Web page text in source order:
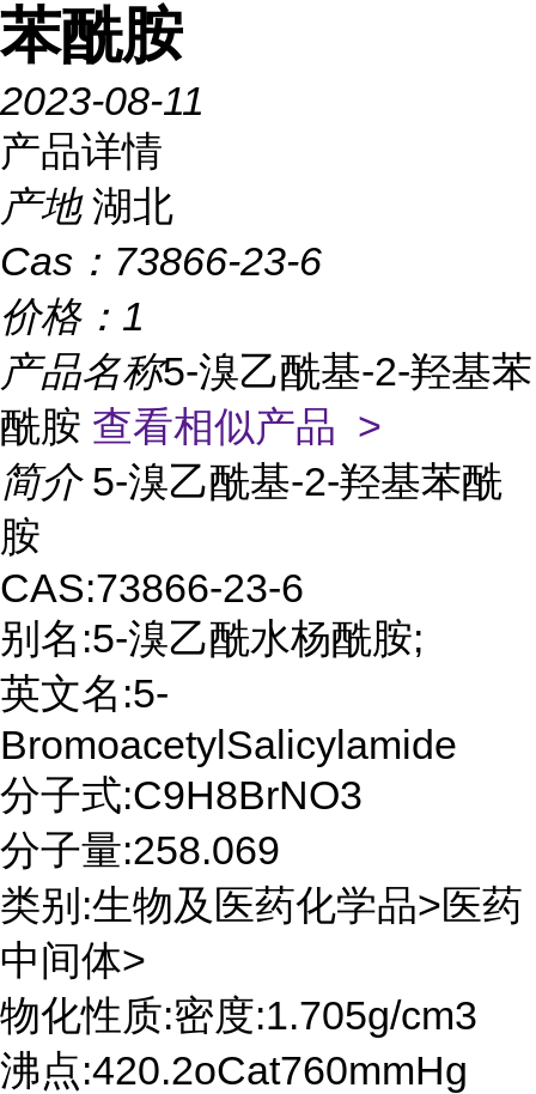
苯酰胺
2023-08-11
产品详情
产地 湖北
Cas： 73866-23-6
价格： 1
产品名称5-溴乙酰基-2-羟基苯
酰胺 查看相似产品 >
简介 5-溴乙酰基-2-羟基苯酰
胺
CAS:73866-23-6
别名:5-溴乙酰水杨酰胺;
英文名:5-
BromoacetylSalicylamide
分子式:C9H8BrNO3
分子量:258.069
类别:生物及医药化学品>医药
中间体>
物化性质:密度:1.705g/cm3
沸点:420.2oCat760mmHg